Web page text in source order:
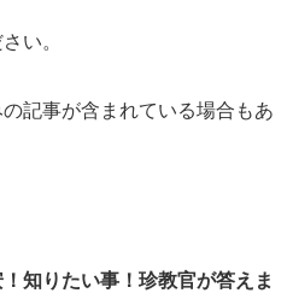
い。
記事が含まれている場合もあ
知りたい事！珍教官が答えま